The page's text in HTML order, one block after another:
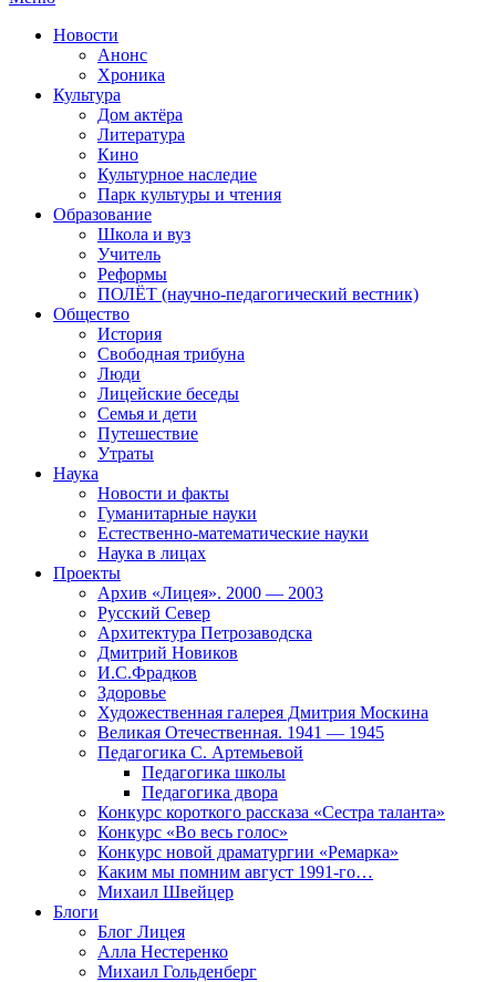
Новости
Анонс
Хроника
Культура
Дом актёра
Литература
Кино
Культурное наследие
Парк культуры и чтения
Образование
Школа и вуз
Учитель
Реформы
ПОЛЁТ (научно-педагогический вестник)
Общество
История
Свободная трибуна
Люди
Лицейские беседы
Семья и дети
Путешествие
Утраты
Наука
Новости и факты
Гуманитарные науки
Естественно-математические науки
Наука в лицах
Проекты
Архив «Лицея». 2000 — 2003
Русский Север
Архитектура Петрозаводска
Дмитрий Новиков
И.С.Фрадков
Здоровье
Художественная галерея Дмитрия Москина
Великая Отечественная. 1941 — 1945
Педагогика С. Артемьевой
Педагогика школы
Педагогика двора
Конкурс короткого рассказа «Сестра таланта»
Конкурс «Во весь голос»
Конкурс новой драматургии «Ремарка»
Каким мы помним август 1991-го…
Михаил Швейцер
Блоги
Блог Лицея
Алла Нестеренко
Михаил Гольденберг